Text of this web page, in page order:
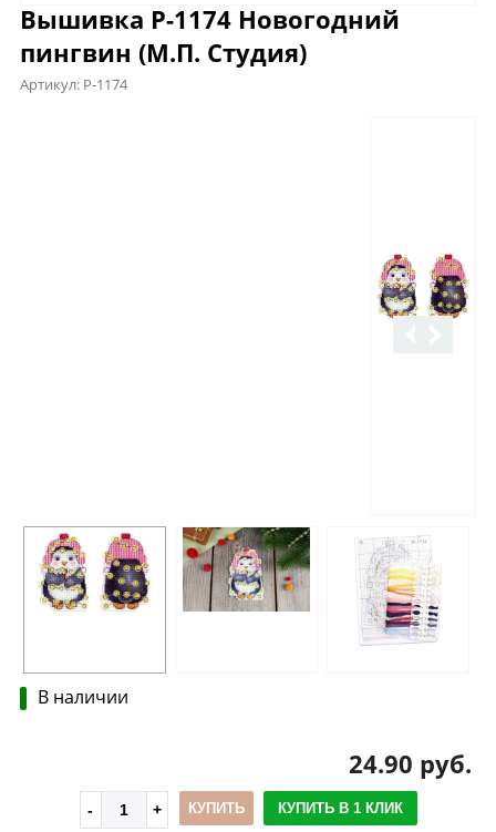
Вышивка Р-1174 Новогодний
пингвин (М.П. Студия)
Артикул: Р-1174
В наличии
24.90 руб.
КУПИТЬ КУПИТЬ В 1 КЛИК